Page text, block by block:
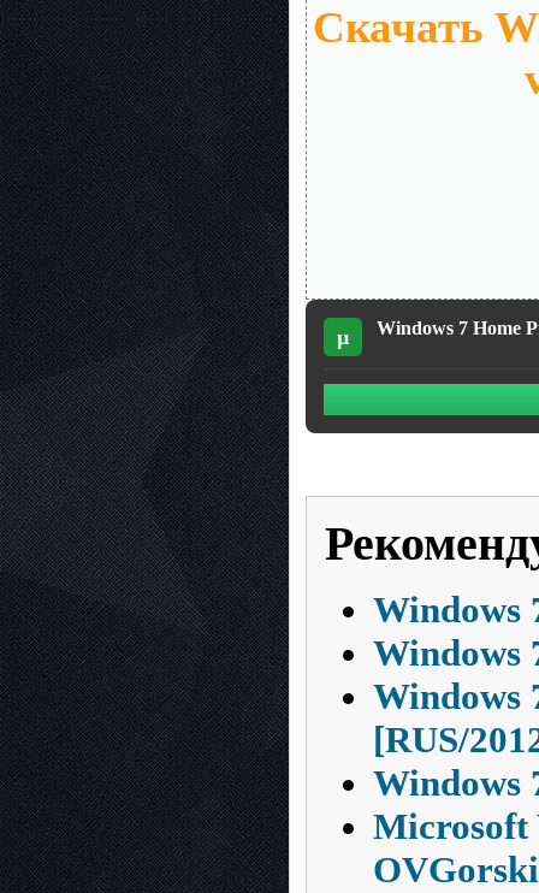
Скачать
µ Windows 7 Home
Windows
Windows
Windows
[RUS/
Windows
Microsoft